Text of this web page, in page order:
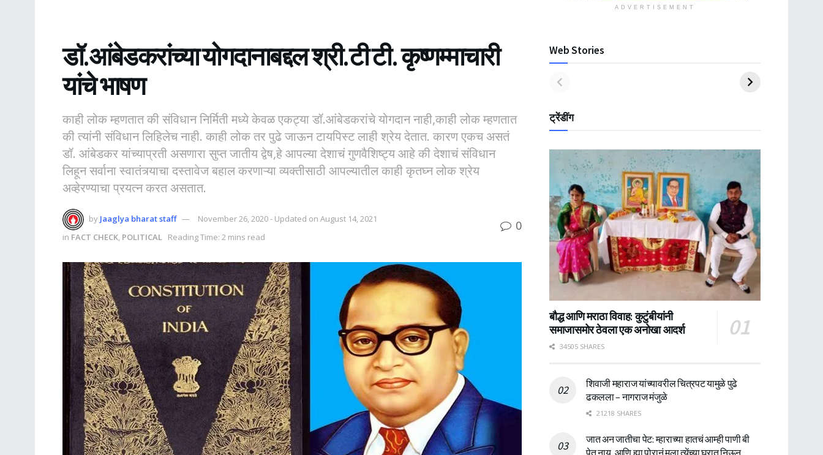
डॉ.आंबेडकरांच्या योगदानाबद्दल श्री.टी टी. कृष्णम्माचारी
यांचे भाषण
काही लोक म्हणतात की संविधान निर्मिती मध्ये केवळ एकट्या डॉ.आंबेडकरांचे योगदान नाही,काही लोक म्हणतात
की त्यांनी संविधान लिहिलेच नाही. काही लोक तर पुढे जाऊन टायपिस्ट लाही श्रेय देतात. कारण एकच असतं
डॉ. आंबेडकर यांच्याप्रती असणारा सुप्त जातीय द्वेष,हे आपल्या देशाचं गुणवैशिष्ट्य आहे की देशाचं संविधान
लिहून सर्वाना स्वातंत्र्याचा दस्तावेज बहाल करणाऱ्या व्यक्तीसाठी आपल्यातील काही कृतघ्न लोक श्रेय
अव्हेरण्याचा प्रयत्न करत असतात.
by Jaaglya bharat staff
November 26, 2020 - Updated on August 14, 2021
in FACT CHECK, POLITICAL Reading Time: 2 mins read
0
ADVERTISEMENT
Web Stories
ट्रेंडींग
बौद्ध आणि मराठा विवाह: कुटुंबीयांनी
समाजासमोर ठेवला एक अनोखा आदर्श
34505 SHARES
शिवाजी महाराज यांच्यावरील चित्रपट यामुळे पुढे
ढकलला – नागराज मंजुळे
21218 SHARES
जात अन जातीचा पेट: म्हाराच्या हातचं आम्ही पाणी बी
पेत नाय, आणि ह्या पोरानं मला त्येंच्या घरात निऊन